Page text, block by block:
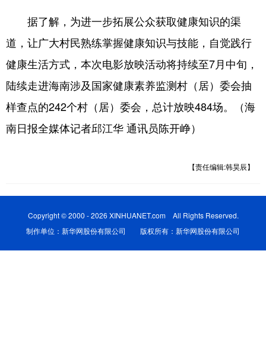
据了解，为进一步拓展公众获取健康知识的渠
道，让广大村民熟练掌握健康知识与技能，自觉践行
健康生活方式，本次电影放映活动将持续至7月中旬，
陆续走进海南涉及国家健康素养监测村（居）委会抽
样查点的242个村（居）委会，总计放映484场。（海
南日报全媒体记者邱江华 通讯员陈开峥）
【责任编辑:韩昊辰】
Copyright © 2000 - 2026 XINHUANET.com All Rights Reserved.
制作单位：新华网股份有限公司 版权所有：新华网股份有限公司